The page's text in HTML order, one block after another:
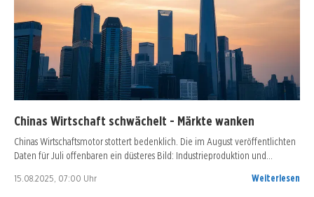
Chinas Wirtschaft schwächelt - Märkte wanken
Chinas Wirtschaftsmotor stottert bedenklich. Die im August veröffentlichten
Daten für Juli offenbaren ein düsteres Bild: Industrieproduktion und…
15.08.2025, 07:00 Uhr Weiterlesen